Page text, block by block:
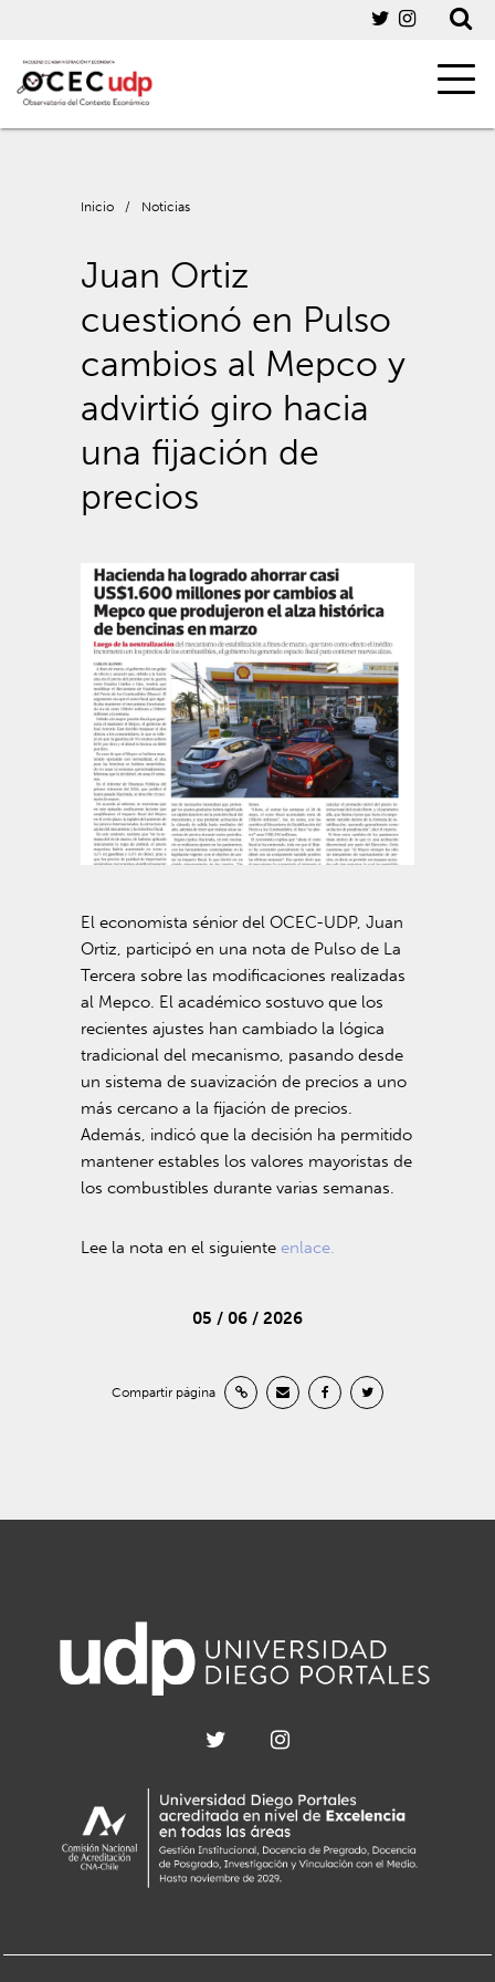
Inicio / Noticias
Juan Ortiz
cuestionó en Pulso
cambios al Mepco y
advirtió giro hacia
una fijación de
precios
El economista sénior del OCEC-UDP, Juan
Ortiz, participó en una nota de Pulso de La
Tercera sobre las modificaciones realizadas
al Mepco. El académico sostuvo que los
recientes ajustes han cambiado la lógica
tradicional del mecanismo, pasando desde
un sistema de suavización de precios a uno
más cercano a la fijación de precios.
Además, indicó que la decisión ha permitido
mantener estables los valores mayoristas de
los combustibles durante varias semanas.
Lee la nota en el siguienteenlace.
05 / 06 / 2026
Compartir página